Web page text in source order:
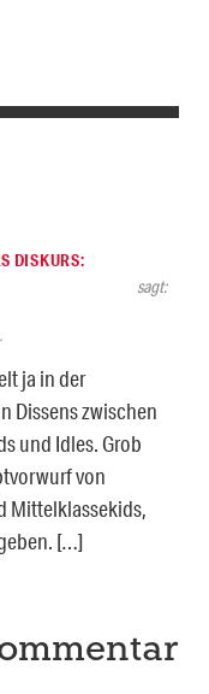
DISKURS:
sagt:
ja in der
Dissens zwischen
und Idles. Grob
von
Mittelklassekids,
[…]